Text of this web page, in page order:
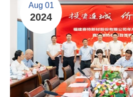
Aug 01
2024